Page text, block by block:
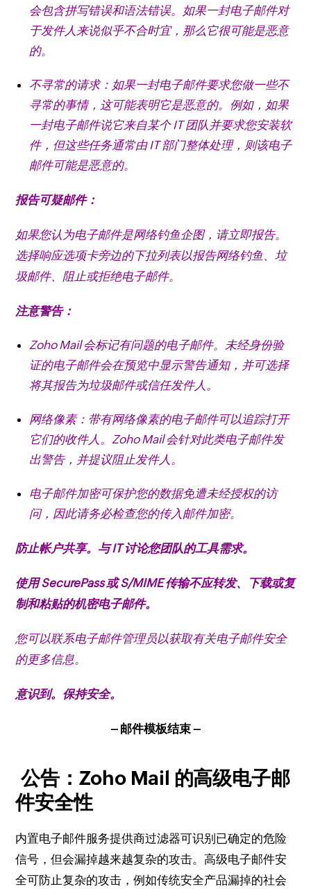
会包含拼写错误和语法错误。 如果一封电子邮件对
于发件人来说似乎不合时宜，那么它很可能是恶意
的。
不寻常的请求：如果一封电子邮件要求您做一些不
寻常的事情，这可能表明它是恶意的。 例如，如果
一封电子邮件说它来自某个 IT 团队并要求您安装软
件，但这些任务通常由 IT 部门整体处理，则该电子
邮件可能是恶意的。
报告可疑邮件：
如果您认为电子邮件是网络钓鱼企图，请立即报告。
选择响应选项卡旁边的下拉列表以报告网络钓鱼、垃
圾邮件、阻止或拒绝电子邮件。
注意警告：
Zoho Mail 会标记有问题的电子邮件。未经身份验
证的电子邮件会在预览中显示警告通知，并可选择
将其报告为垃圾邮件或信任发件人。
网络像素：带有网络像素的电子邮件可以追踪打开
它们的收件人。Zoho Mail 会针对此类电子邮件发
出警告，并提议阻止发件人。
电子邮件加密可保护您的数据免遭未经授权的访
问，因此请务必检查您的传入邮件加密。
防止帐户共享。 与 IT 讨论您团队的工具需求。
使用 SecurePass 或 S/MIME 传输不应转发、下载或复
制和粘贴的机密电子邮件。
您可以联系电子邮件管理员以获取有关电子邮件安全
的更多信息。
意识到。 保持安全。
– 邮件模板结束 –
公告：Zoho Mail 的高级电子邮
件安全性
内置电子邮件服务提供商过滤器可识别已确定的危险
信号，但会漏掉越来越复杂的攻击。高级电子邮件安
全可防止复杂的攻击，例如传统安全产品漏掉的社会